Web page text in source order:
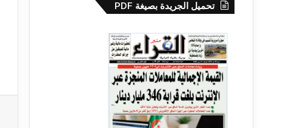
تحميل الجريدة بصيغة PDF